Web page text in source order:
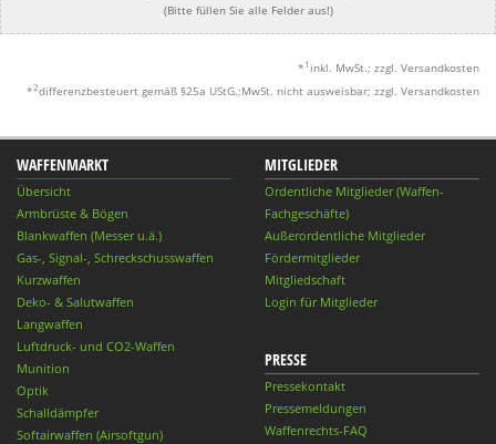
(Bitte füllen Sie alle Felder aus!)
* 1 inkl. MwSt.; zzgl. Versandkosten
*2differenzbesteuert gemäß §25a UStG.;MwSt. nicht ausweisbar; zzgl. Versandkosten
WAFFENMARKT
Übersicht
Armbrüste & Bögen
Blankwaffen (Messer u.ä.)
Gas-, Signal-, Schreckschusswaffen
Kurzwaffen
Deko- & Salutwaffen
Langwaffen
Luftdruck- und CO2-Waffen
Munition
Optik
Schalldämpfer
Softairwaffen (Airsoftgun)
MITGLIEDER
Ordentliche Mitglieder (Waffen-
Fachgeschäfte)
Außerordentliche Mitglieder
Fördermitglieder
Mitgliedschaft
Login für Mitglieder
PRESSE
Pressekontakt
Pressemeldungen
Waffenrechts-FAQ